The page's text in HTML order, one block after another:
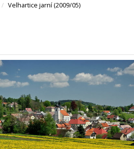
Velhartice jarní (2009/05)